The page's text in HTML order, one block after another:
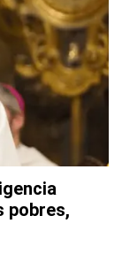
pobres,